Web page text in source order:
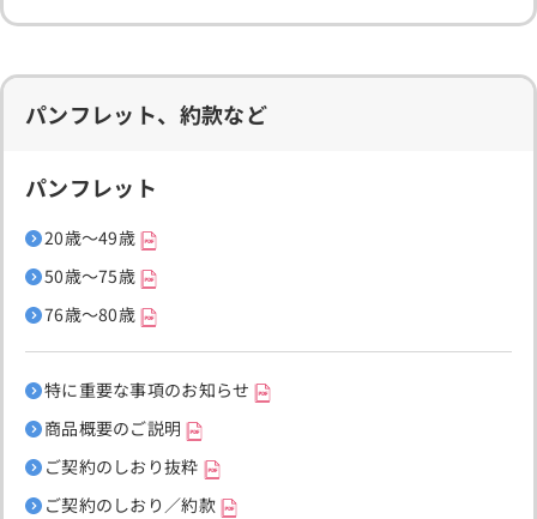
パンフレット、約款など
パンフレット
20歳～49歳
50歳～75歳
76歳～80歳
特に重要な事項のお知らせ
商品概要のご説明
ご契約のしおり抜粋
ご契約のしおり／約款